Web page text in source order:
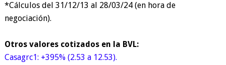
*Cálculos del 31/12/13 al 28/03/24 (en hora de
negociación).
Otros valores cotizados en la BVL:
Casagrc1: +395% (2.53 a 12.53).